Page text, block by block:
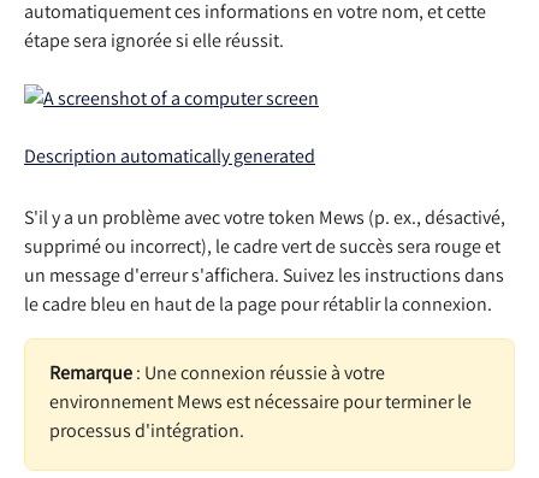
automatiquement ces informations en votre nom, et cette
étape sera ignorée si elle réussit.
S'il y a un problème avec votre token Mews (p. ex., désactivé,
supprimé ou incorrect), le cadre vert de succès sera rouge et
un message d'erreur s'affichera. Suivez les instructions dans
le cadre bleu en haut de la page pour rétablir la connexion.
Remarque : Une connexion réussie à votre
environnement Mews est nécessaire pour terminer le
processus d'intégration.